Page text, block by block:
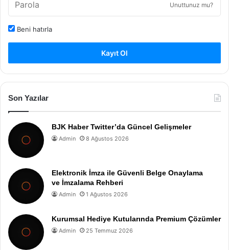
Unuttunuz mu?
Beni hatırla
Kayıt Ol
Son Yazılar
BJK Haber Twitter’da Güncel Gelişmeler
Admin 8 Ağustos 2026
Elektronik İmza ile Güvenli Belge Onaylama
ve İmzalama Rehberi
Admin 1 Ağustos 2026
Kurumsal Hediye Kutularında Premium Çözümler
Admin 25 Temmuz 2026